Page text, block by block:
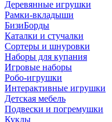
Деревянные игрушки
Рамки-вкладыши
БизиБорды
Каталки и стучалки
Сортеры и шнуровки
Наборы для купания
Игровые наборы
Робо-игрушки
Интерактивные игрушки
Детская мебель
Подвески и погремушки
Куклы